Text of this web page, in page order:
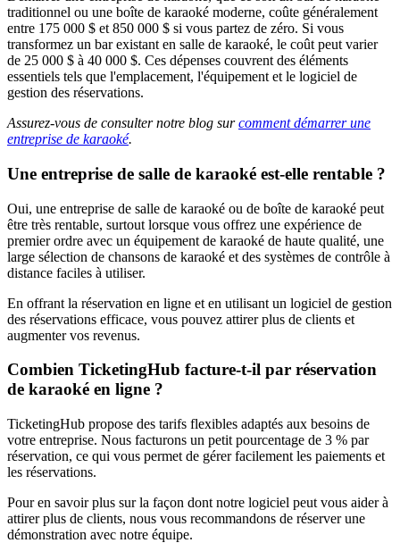
traditionnel ou une boîte de karaoké moderne, coûte généralement
entre 175 000 $ et 850 000 $ si vous partez de zéro. Si vous
transformez un bar existant en salle de karaoké, le coût peut varier
de 25 000 $ à 40 000 $. Ces dépenses couvrent des éléments
essentiels tels que l'emplacement, l'équipement et le logiciel de
gestion des réservations.
Assurez-vous de consulter notre blog surcomment démarrer une
entreprise de karaoké.
Une entreprise de salle de karaoké est-elle rentable ?
Oui, une entreprise de salle de karaoké ou de boîte de karaoké peut
être très rentable, surtout lorsque vous offrez une expérience de
premier ordre avec un équipement de karaoké de haute qualité, une
large sélection de chansons de karaoké et des systèmes de contrôle à
distance faciles à utiliser.
En offrant la réservation en ligne et en utilisant un logiciel de gestion
des réservations efficace, vous pouvez attirer plus de clients et
augmenter vos revenus.
Combien TicketingHub facture-t-il par réservation
de karaoké en ligne ?
TicketingHub propose des tarifs flexibles adaptés aux besoins de
votre entreprise. Nous facturons un petit pourcentage de 3 % par
réservation, ce qui vous permet de gérer facilement les paiements et
les réservations.
Pour en savoir plus sur la façon dont notre logiciel peut vous aider à
attirer plus de clients, nous vous recommandons de réserver une
démonstration avec notre équipe.